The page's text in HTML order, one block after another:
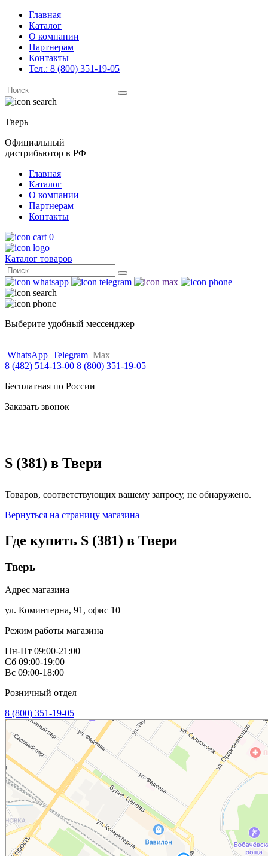
Главная
Каталог
О компании
Партнерам
Контакты
Тел.: 8 (800) 351-19-05
Поиск
for:
Тверь
Официальный
дистрибьютор в РФ
Главная
Каталог
О компании
Партнерам
Контакты
0
Каталог товаров
Поиск
for:
Выберите удобный мессенджер
WhatsApp Telegram Max
8 (482) 514-13-00 8 (800) 351-19-05
Бесплатная по России
Заказать звонок
S (381) в Твери
Товаров, соответствующих вашему запросу, не обнаружено.
Вернуться на страницу магазина
Где купить S (381) в Твери
Тверь
Адрес магазина
ул. Коминтерна, 91, офис 10
Режим работы магазина
Пн-Пт 09:00-21:00
Сб 09:00-19:00
Вс 09:00-18:00
Розничный отдел
8 (800) 351-19-05